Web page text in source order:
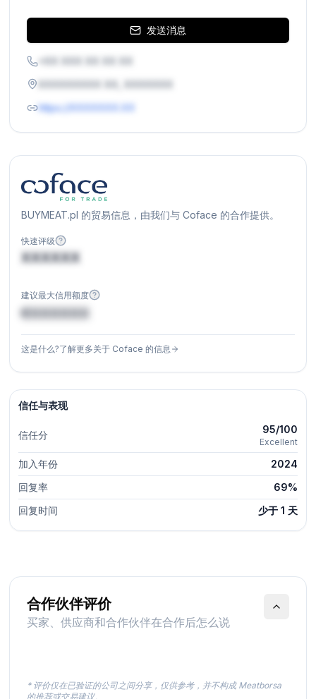
发送消息
https://XXXXXXX.XX
BUYMEAT.pl 的贸易信息，由我们与 Coface 的合作提供。
快速评级
XXXXXX
建议最大信用额度
€XXXXXX
这是什么?了解更多关于 Coface 的信息
信任与表现
信任分 95/100
Excellent
加入年份
2024
回复率
69%
回复时间
少于 1 天
合作伙伴评价
买家、供应商和合作伙伴在合作后怎么说
* 评价仅在已验证的公司之间分享，仅供参考，并不构成 Meatborsa
的推荐或交易建议。